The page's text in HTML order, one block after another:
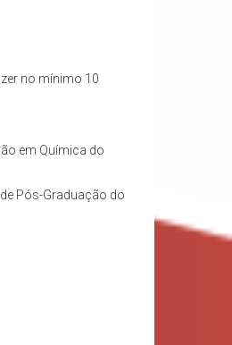
no mínimo 10
em Química do
Pós-Graduação do